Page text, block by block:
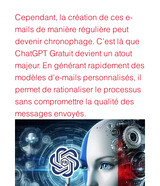
Cependant, la création de ces e-
mails de manière régulière peut
devenir chronophage. C’est là que
ChatGPT Gratuit devient un atout
majeur. En générant rapidement des
modèles d'e-mails personnalisés, il
permet de rationaliser le processus
sans compromettre la qualité des
messages envoyés.